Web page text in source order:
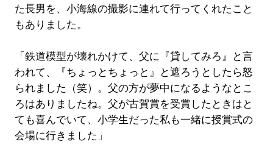
た長男を、小海線の撮影に連れて行ってくれたこと
もありました。
「鉄道模型が壊れかけて、父に『貸してみろ』と言
われて、『ちょっとちょっと』と遮ろうとしたら怒
られました（笑）。父の方が夢中になるようなとこ
ろはありましたね。父が古賀賞を受賞したときはと
ても喜んでいて、小学生だった私も一緒に授賞式の
会場に行きました」